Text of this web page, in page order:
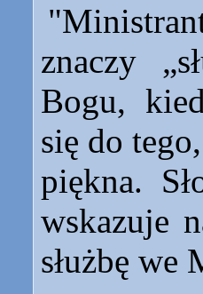
"
znaczy
Bogu,
się do
piękna.
wskazuje
służbę we